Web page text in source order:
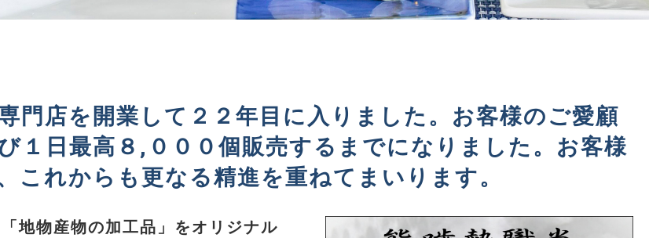
門店を開業して２２年目に入りました。お客様のご愛顧
１日最高８,０００個販売するまでになりました。お客様
これからも更なる精進を重ねてまいります。
地物産物の加工品」をオリジナル